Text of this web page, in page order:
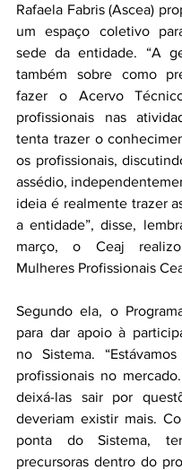
Rafaela Fabris (Ascea)
um espaço coletivo
sede da entidade. “A
também sobre como
fazer o Acervo
profissionais nas
tenta trazer o
os profissionais,
assédio,
ideia é realmente trazer
a entidade”, disse,
março, o Ceaj
Mulheres Profissionais
Segundo ela, o
para dar apoio à
no Sistema.
profissionais no
deixá-las sair por
deveriam existir mais.
ponta do Sistema,
precursoras dentro do